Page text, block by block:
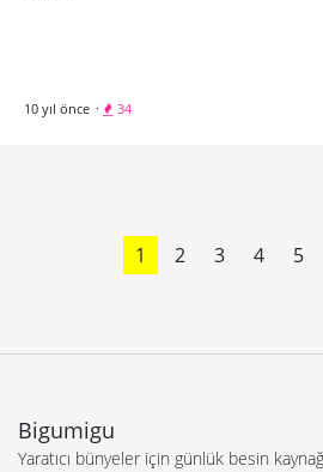
10 yıl önce · 34
1 2 3 4 5
Bigumigu
Yaratıcı bünyeler için günlük besin